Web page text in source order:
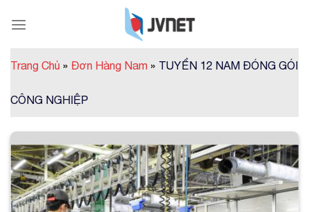
Trang Chủ » Đơn Hàng Nam » TUYỂN 12 NAM ĐÓNG GÓI
CÔNG NGHIỆP